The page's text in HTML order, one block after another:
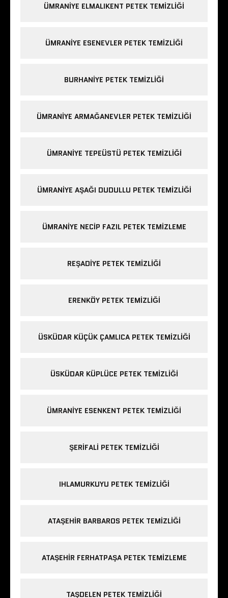
ÜMRANIYE ELMALIKENT PETEK TEMIZLIĞI
ÜMRANIYE ESENEVLER PETEK TEMIZLIĞI
BURHANIYE PETEK TEMIZLIĞI
ÜMRANIYE ARMAĞANEVLER PETEK TEMIZLIĞI
ÜMRANIYE TEPEÜSTÜ PETEK TEMIZLIĞI
ÜMRANIYE AŞAĞI DUDULLU PETEK TEMIZLIĞI
ÜMRANIYE NECIP FAZIL PETEK TEMIZLEME
REŞADIYE PETEK TEMIZLIĞI
ERENKÖY PETEK TEMIZLIĞI
ÜSKÜDAR KÜÇÜK ÇAMLICA PETEK TEMIZLIĞI
ÜSKÜDAR KÜPLÜCE PETEK TEMIZLIĞI
ÜMRANIYE ESENKENT PETEK TEMIZLIĞI
ŞERIFALI PETEK TEMIZLIĞI
IHLAMURKUYU PETEK TEMIZLIĞI
ATAŞEHIR BARBAROS PETEK TEMIZLIĞI
ATAŞEHIR FERHATPAŞA PETEK TEMIZLEME
TAŞDELEN PETEK TEMIZLIĞI